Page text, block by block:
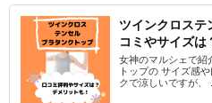
ツインクロステ
コミやサイズは
女神のマルシェで紹
トップの サイズ感
クで涼しいですが、 ...